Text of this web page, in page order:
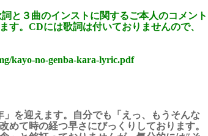
と３曲のインストに関するご本人のコメント
す。CDには歌詞は付いておりませんので、
kayo-no-genba-kara-lyric.pdf
」を迎えます。自分でも「えっ、もうそんな
めて時の経つ早さにびっくりしております。